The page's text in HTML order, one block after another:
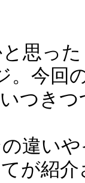
思った
。今回
つきつ
違いや
が紹